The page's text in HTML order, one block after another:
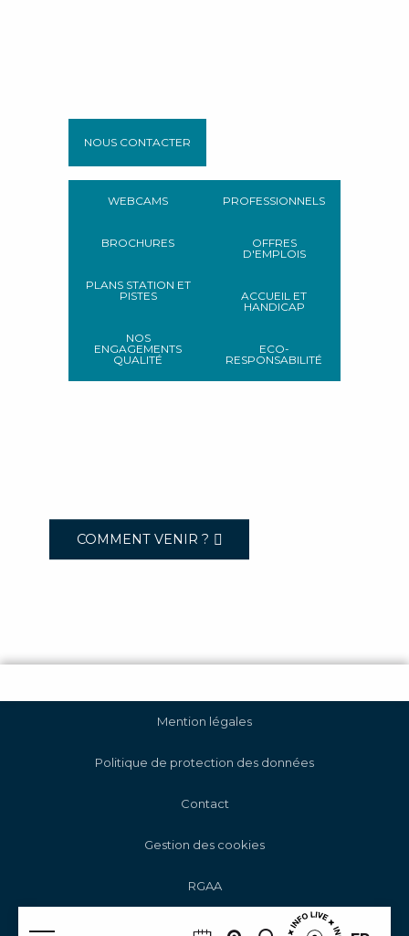
NOUS CONTACTER
WEBCAMS
BROCHURES
PLANS STATION ET
PISTES
NOS
ENGAGEMENTS
QUALITÉ
PROFESSIONNELS
OFFRES
D'EMPLOIS
ACCUEIL ET
HANDICAP
ECO-
RESPONSABILITÉ
COMMENT VENIR ?
Mention légales
Politique de protection des données
Contact
Gestion des cookies
RGAA